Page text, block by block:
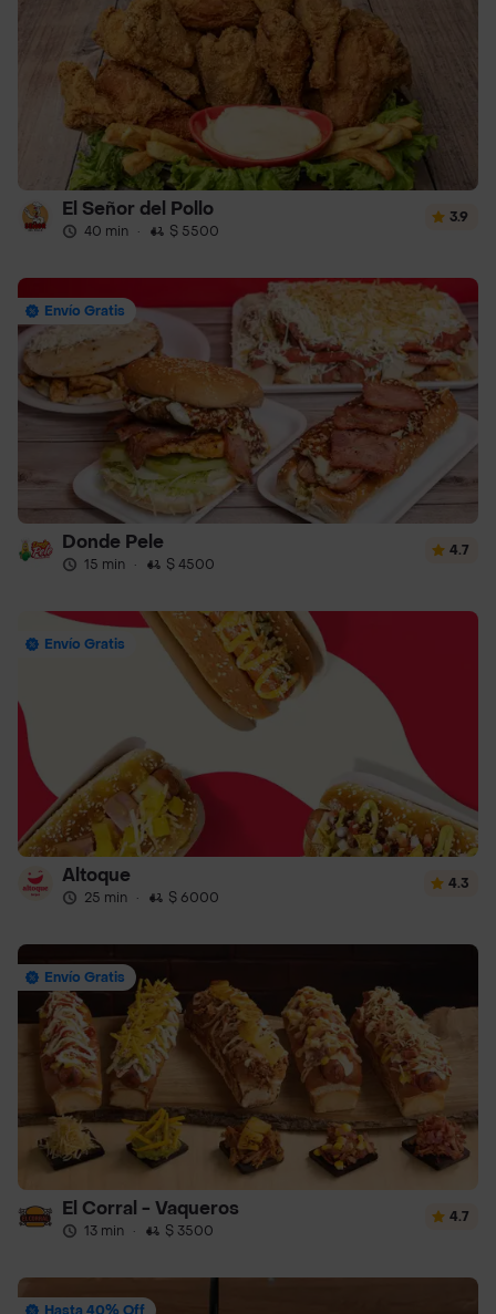
El Señor del Pollo
40 min · $ 5500
3.9
Envío Gratis
Donde Pele
15 min · $ 4500
4.7
Envío Gratis
Altoque
25 min · $ 6000
4.3
Envío Gratis
El Corral - Vaqueros
13 min · $ 3500
4.7